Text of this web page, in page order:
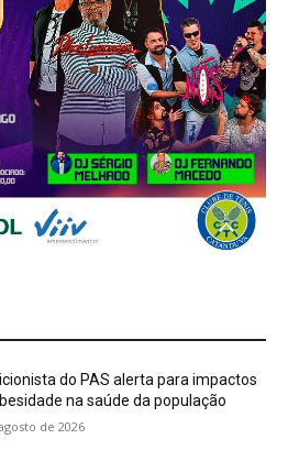
do PAS alerta para impactos
na saúde da população
de 2026